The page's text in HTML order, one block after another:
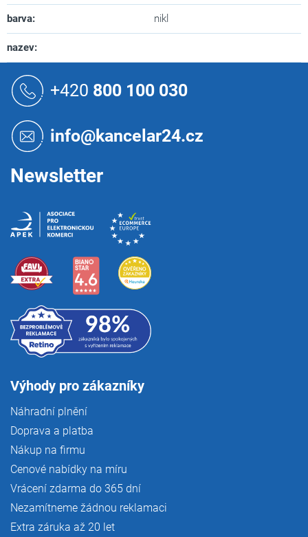
barva: nikl
nazev:
+420 800 100 030
info@kancelar24.cz
Newsletter
Výhody pro zákazníky
Náhradní plnění
Doprava a platba
Nákup na firmu
Cenové nabídky na míru
Vrácení zdarma do 365 dní
Nezamítneme žádnou reklamaci
Extra záruka až 20 let